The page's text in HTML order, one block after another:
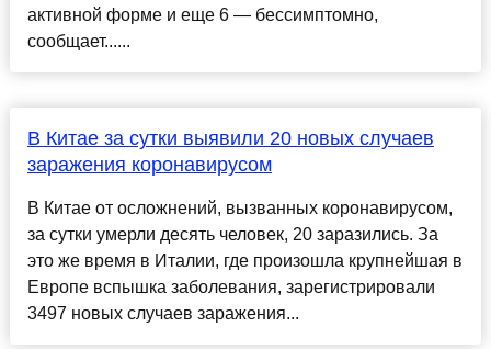
активной форме и еще 6 — бессимптомно,
сообщает......
В Китае за сутки выявили 20 новых случаев
заражения коронавирусом
В Китае от осложнений, вызванных коронавирусом,
за сутки умерли десять человек, 20 заразились. За
это же время в Италии, где произошла крупнейшая в
Европе вспышка заболевания, зарегистрировали
3497 новых случаев заражения...